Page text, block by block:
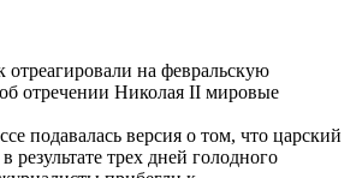
отреагировали на февральскую
отречении Николая II мировые
подавалась версия о том, что царский
результате трех дней голодного